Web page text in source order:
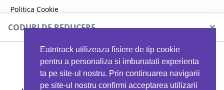
Eatntrack utilizeaza fisiere de tip cookie
pentru a personaliza si imbunatati experienta
ta pe site-ul nostru. Prin continuarea navigarii
pe site-ul nostru confirmi acceptarea utilizarii
Politica Cookie
Politica de confidențialitate
CODURI DE REDUCERE ×
MYPROTEIN